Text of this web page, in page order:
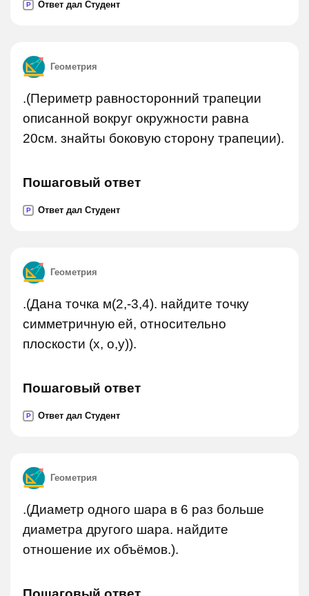
P Ответ дал Студент
Геометрия
.(Периметр равносторонний трапеции
описанной вокруг окружности равна
20см. знайты боковую сторону трапеции).
Пошаговый ответ
P Ответ дал Студент
Геометрия
.(Дана точка м(2,-3,4). найдите точку
симметричную ей, относительно
плоскости (х, о,у)).
Пошаговый ответ
P Ответ дал Студент
Геометрия
.(Диаметр одного шара в 6 раз больше
диаметра другого шара. найдите
отношение их объёмов.).